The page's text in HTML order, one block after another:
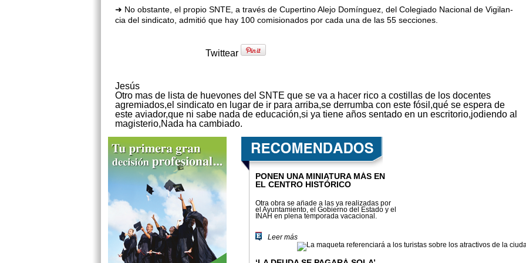
➜ No obstante, el propio SNTE, a tra­vés de Cupertino Alejo Domínguez, del Colegiado Nacional de Vigilan­
cia del sindicato, admitió que hay 100 comisionados por cada una de las 55 secciones.
Twittear
Jesús
Otro mas de lista de huevones del SNTE que se va a hacer rico a costillas de los docentes
agremiados,el sindicato en lugar de ir para arriba,se derrumba con este fósil,qué se espera de
este aviador,que ni sabe nada de educación,si ya tiene años sentado en un escritorio,jodiendo al
magisterio,Nada ha cambiado.
PONEN UNA MINIATURA MÁS EN
EL CENTRO HISTÓRICO
Otra obra se añade a las ya realizadas por
el Ayuntamiento, el Gobierno del Estado y el
INAH en plena tempora­da vacacional.
Leer más